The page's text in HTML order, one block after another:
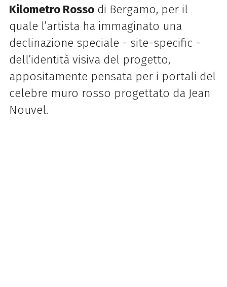
Kilometro Rossodi Bergamo, per il
quale l’artista ha immaginato una
declinazione speciale - site-specific -
dell’identità visiva del progetto,
appositamente pensata per i portali del
celebre muro rosso progettato da Jean
Nouvel.